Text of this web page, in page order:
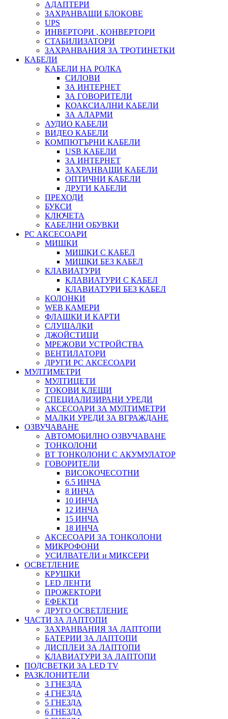
АДАПТЕРИ
ЗАХРАНВАЩИ БЛОКОВЕ
UPS
ИНВЕРТОРИ , КОНВЕРТОРИ
СТАБИЛИЗАТОРИ
ЗАХРАНВАНИЯ ЗА ТРОТИНЕТКИ
КАБЕЛИ
КАБЕЛИ НА РОЛКА
СИЛОВИ
ЗА ИНТЕРНЕТ
ЗА ГОВОРИТЕЛИ
КОАКСИАЛНИ КАБЕЛИ
ЗА АЛАРМИ
АУДИО КАБЕЛИ
ВИДЕО КАБЕЛИ
КОМПЮТЪРНИ КАБЕЛИ
USB КАБЕЛИ
ЗА ИНТЕРНЕТ
ЗАХРАНВАЩИ КАБЕЛИ
ОПТИЧНИ КАБЕЛИ
ДРУГИ КАБЕЛИ
ПРЕХОДИ
БУКСИ
КЛЮЧЕТА
КАБЕЛНИ ОБУВКИ
PC АКСЕСОАРИ
МИШКИ
МИШКИ С КАБЕЛ
МИШКИ БЕЗ КАБЕЛ
КЛАВИАТУРИ
КЛАВИАТУРИ С КАБЕЛ
КЛАВИАТУРИ БЕЗ КАБЕЛ
КОЛОНКИ
WEB КАМЕРИ
ФЛАШКИ И КАРТИ
СЛУШАЛКИ
ДЖОЙСТИЦИ
МРЕЖОВИ УСТРОЙСТВА
ВЕНТИЛАТОРИ
ДРУГИ PC АКСЕСОАРИ
МУЛТИМЕТРИ
МУЛТИЦЕТИ
ТОКОВИ КЛЕЩИ
СПЕЦИАЛИЗИРАНИ УРЕДИ
АКСЕСОАРИ ЗА МУЛТИМЕТРИ
МАЛКИ УРЕДИ ЗА ВГРАЖДАНЕ
ОЗВУЧАВАНЕ
АВТОМОБИЛНО ОЗВУЧАВАНЕ
ТОНКОЛОНИ
BT ТОНКОЛОНИ С АКУМУЛАТОР
ГОВОРИТЕЛИ
ВИСОКОЧЕСОТНИ
6.5 ИНЧА
8 ИНЧА
10 ИНЧА
12 ИНЧА
15 ИНЧА
18 ИНЧА
АКСЕСОАРИ ЗА ТОНКОЛОНИ
МИКРОФОНИ
УСИЛВАТЕЛИ и МИКСЕРИ
ОСВЕТЛЕНИЕ
КРУШКИ
LED ЛЕНТИ
ПРОЖЕКТОРИ
ЕФЕКТИ
ДРУГО ОСВЕТЛЕНИЕ
ЧАСТИ ЗА ЛАПТОПИ
ЗАХРАНВАНИЯ ЗА ЛАПТОПИ
БАТЕРИИ ЗА ЛАПТОПИ
ДИСПЛЕИ ЗА ЛАПТОПИ
КЛАВИАТУРИ ЗА ЛАПТОПИ
ПОДСВЕТКИ ЗА LED TV
РАЗКЛОНИТЕЛИ
3 ГНЕЗДА
4 ГНЕЗДА
5 ГНЕЗДА
6 ГНЕЗДА